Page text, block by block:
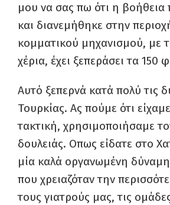
μου να σας πω ότι η βοήθεια
και διανεμήθηκε στην
κομματικού μηχανισμού, με
χέρια, έχει ξεπεράσει τα 150
Αυτό ξεπερνά κατά πολύ τις
Τουρκίας. Ας πούμε ότι
τακτική, χρησιμοποιήσαμε
δουλειάς. Οπως είδατε στο
μία καλά οργανωμένη
που χρειαζόταν την
τους γιατρούς μας, τις